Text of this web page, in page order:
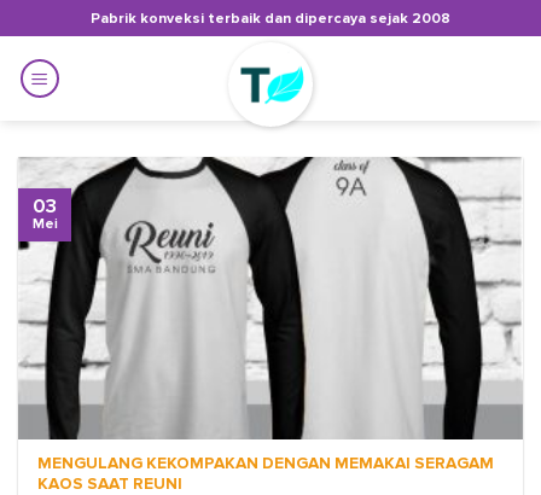
to
content
Pabrik konveksi terbaik dan dipercaya sejak 2008
MENGULANG KEKOMPAKAN DENGAN MEMAKAI SERAGAM
KAOS SAAT REUNI
03
Mei